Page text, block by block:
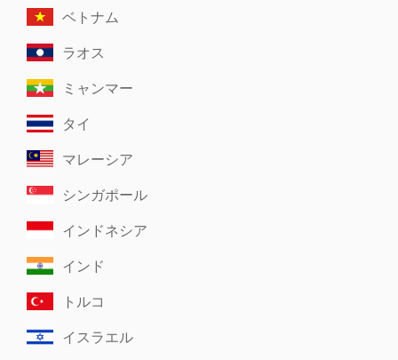
ベトナム
ラオス
ミャンマー
タイ
マレーシア
シンガポール
インドネシア
インド
トルコ
イスラエル